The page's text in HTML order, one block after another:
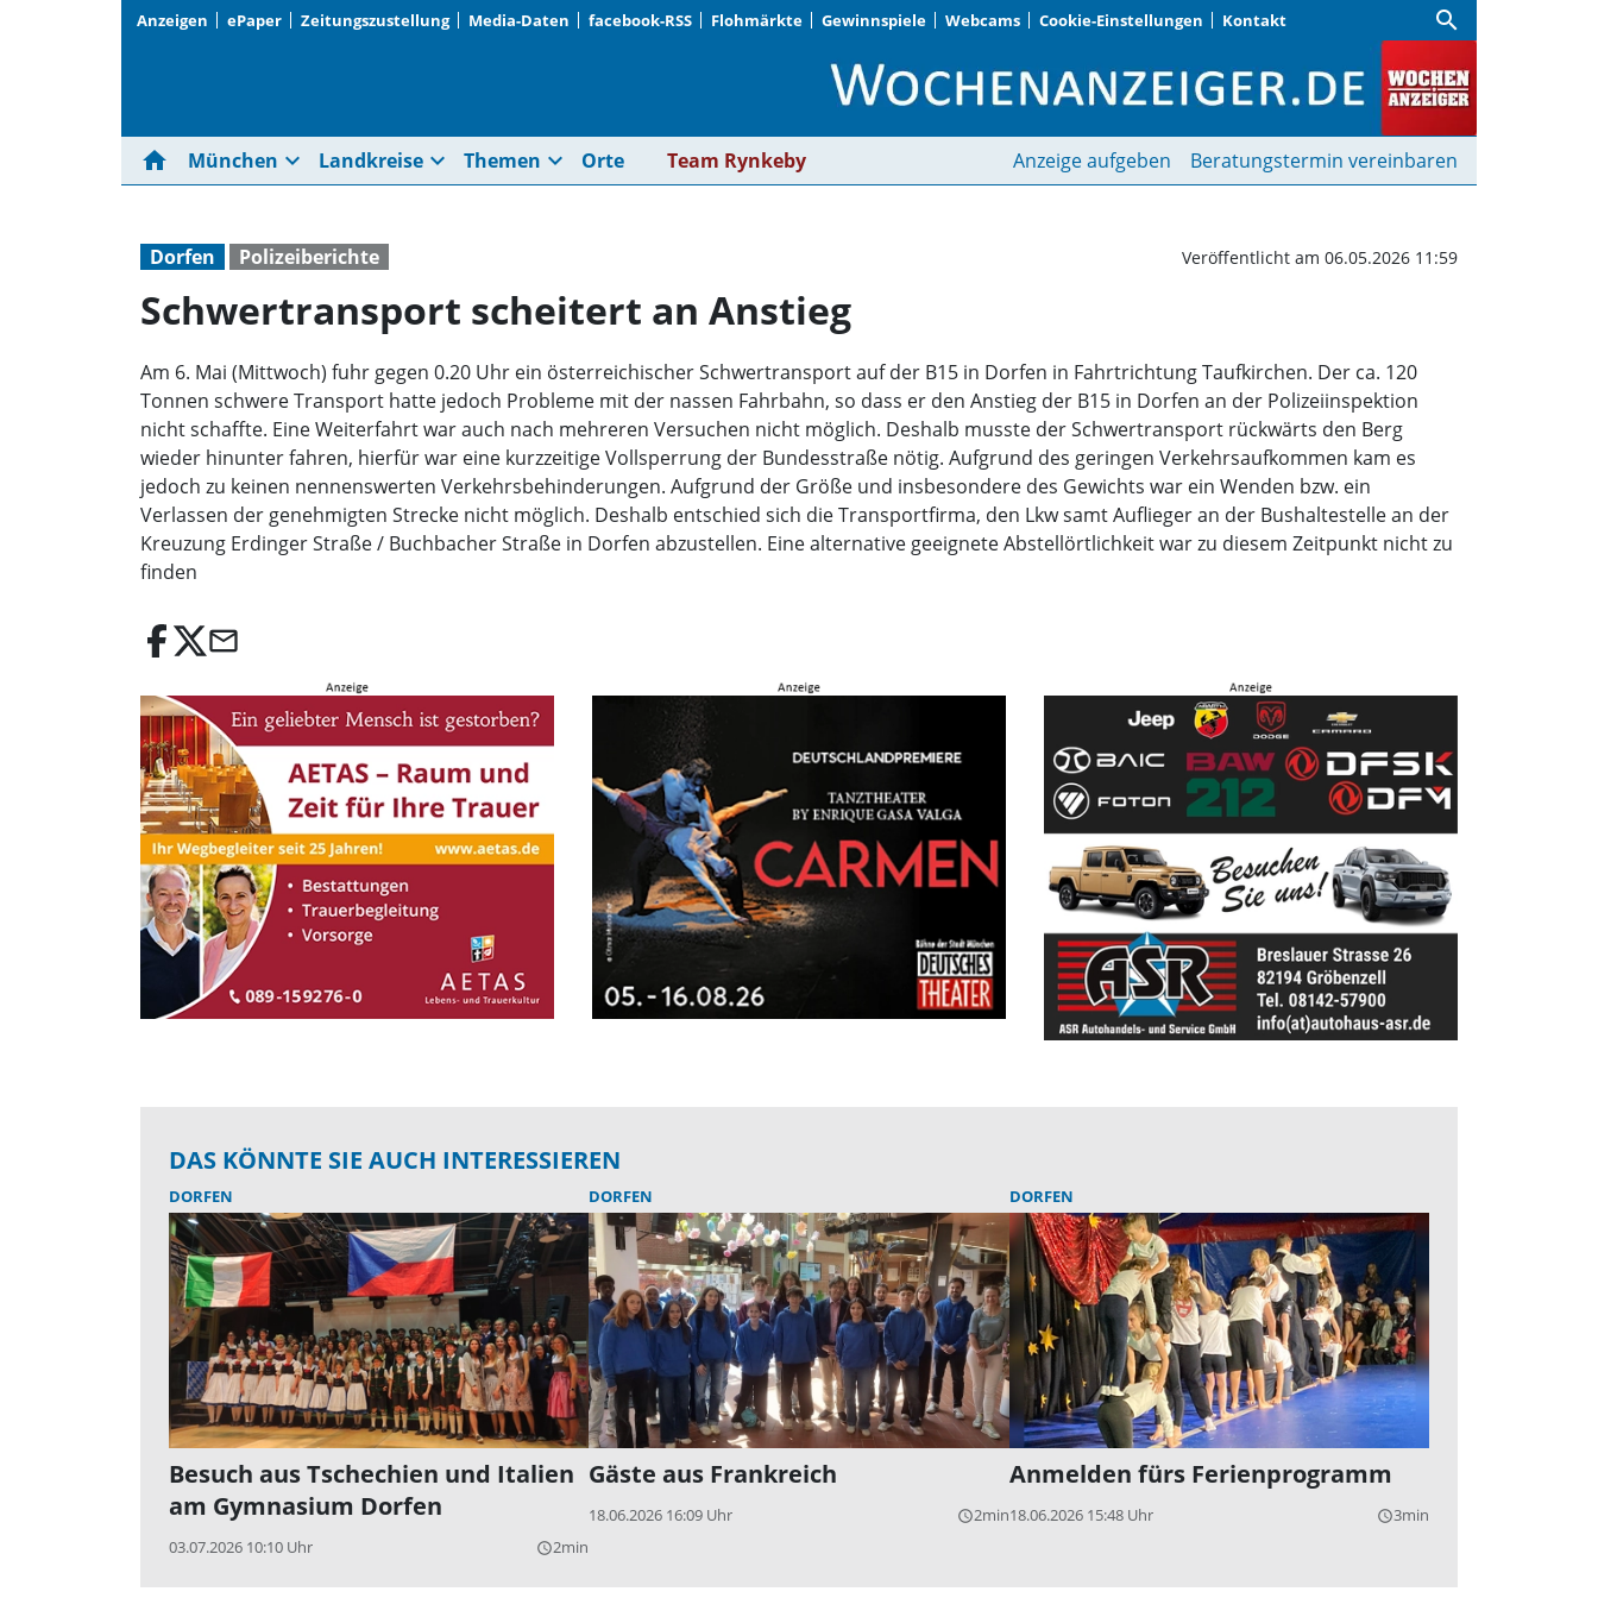
Anzeigen ePaper Zeitungszustellung Media-Daten facebook-RSS Flohmärkte Gewinnspiele Webcams Cookie-Einstellungen Kontakt search
Schwertransport scheitert an Anstieg |
home München expand_more Landkreise expand_more Themen expand_more Orte Team Rynkeby Anzeige aufgeben Beratungstermin vereinbaren
Dorfen Polizeiberichte Veröffentlicht am 06.05.2026 11:59
Schwertransport scheitert an Anstieg
Am 6. Mai (Mittwoch) fuhr gegen 0.20 Uhr ein österreichischer Schwertransport auf der B15 in Dorfen in Fahrtrichtung Taufkirchen. Der ca. 120
Tonnen schwere Transport hatte jedoch Probleme mit der nassen Fahrbahn, so dass er den Anstieg der B15 in Dorfen an der Polizeiinspektion
nicht schaffte. Eine Weiterfahrt war auch nach mehreren Versuchen nicht möglich. Deshalb musste der Schwertransport rückwärts den Berg
wieder hinunter fahren, hierfür war eine kurzzeitige Vollsperrung der Bundesstraße nötig. Aufgrund des geringen Verkehrsaufkommen kam es
jedoch zu keinen nennenswerten Verkehrsbehinderungen. Aufgrund der Größe und insbesondere des Gewichts war ein Wenden bzw. ein
Verlassen der genehmigten Strecke nicht möglich. Deshalb entschied sich die Transportfirma, den Lkw samt Auflieger an der Bushaltestelle an der
Kreuzung Erdinger Straße / Buchbacher Straße in Dorfen abzustellen. Eine alternative geeignete Abstellörtlichkeit war zu diesem Zeitpunkt nicht zu
finden
email
DAS KÖNNTE SIE AUCH INTERESSIEREN
DORFEN
Besuch aus Tschechien und Italien
am Gymnasium Dorfen
03.07.2026 10:10 Uhr query_builder2min
DORFEN
Gäste aus Frankreich
18.06.2026 16:09 Uhr query_builder2min
DORFEN
Anmelden fürs Ferienprogramm
18.06.2026 15:48 Uhr query_builder3min